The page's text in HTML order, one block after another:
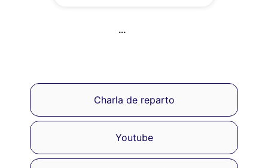
Charla de reparto
Youtube
...